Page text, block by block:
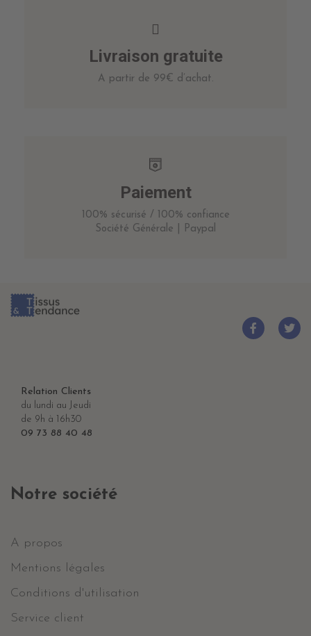
Livraison gratuite
A partir de 99€ d’achat.
Paiement
100% sécurisé / 100% confiance
Société Générale | Paypal
Relation Clients
du lundi au Jeudi
de 9h à 16h30
09 73 88 40 48
Notre société
A propos
Mentions légales
Conditions d'utilisation
Service client